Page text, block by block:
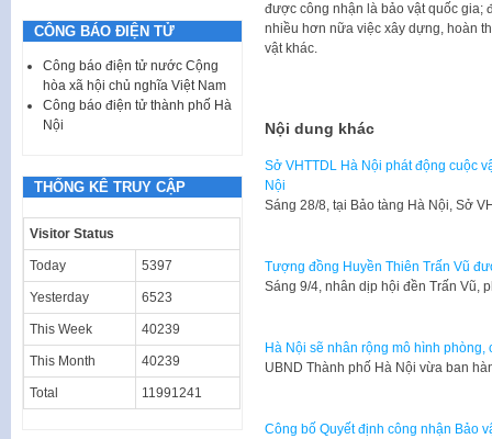
được công nhận là bảo vật quốc gia;
nhiều hơn nữa việc xây dựng, hoàn
vật khác.
Nội dung khác
Sở VHTTDL Hà Nội phát động cuộc
Nội
​Sáng 28/8, tại Bảo tàng Hà Nội, Sở
Tượng đồng Huyền Thiên Trấn Vũ
Sáng 9/4, nhân dịp hội đền Trấn Vũ,
Hà Nội sẽ nhân rộng mô hình
​UBND Thành phố Hà Nội vừa ban
Công bố Quyết định công nhận Bảo
CÔNG BÁO ĐIỆN TỬ
Công báo điện tử nước Cộng
hòa xã hội chủ nghĩa Việt Nam
Công báo điện tử thành phố Hà
Nội
THỐNG KÊ TRUY CẬP
Visitor Status
Today 5397
Yesterday 6523
This Week 40239
This Month 40239
Total 11991241